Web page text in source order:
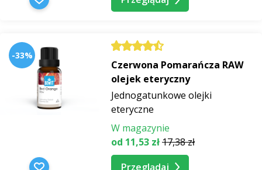
-33%
Czerwona Pomarańcza RAW
olejek eteryczny
Jednogatunkowe olejki
eteryczne
W magazynie
od 11,53 zł17,38 zł
Przeglądaj